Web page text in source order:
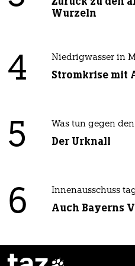
Wurzeln
4 Niedrigwasser in
Stromkrise mit
5 Was tun gegen
Der Urknall
6 Innenausschuss
Auch Bayerns